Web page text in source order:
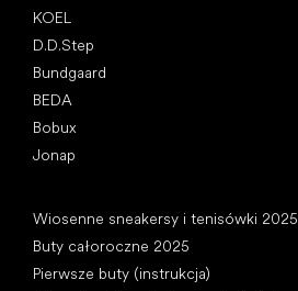
KOEL
D.D.Step
Bundgaard
BEDA
Bobux
Jonap
Wiosenne sneakersy i tenisówki 2025
Buty całoroczne 2025
Pierwsze buty (instrukcja)